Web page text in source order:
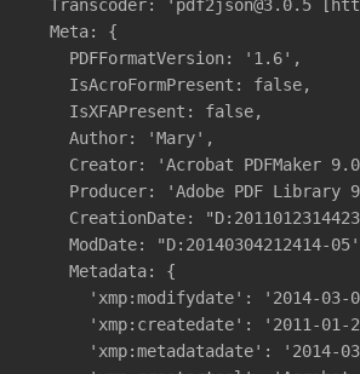
Transcoder: 'pdf2json@3.0.5
  Meta: {
    PDFFormatVersion: '1.6',
    IsAcroFormPresent: false,
    IsXFAPresent: false,
    Author: 'Mary',
Creator: 'Acrobat PDFMaker
Producer: 'Adobe PDF Library
CreationDate:
ModDate: "D:20140304212414-
    Metadata: {
'xmp:modifydate': '2014-03-
'xmp:createdate': '2011-01-
'xmp:metadatadate': '2014-